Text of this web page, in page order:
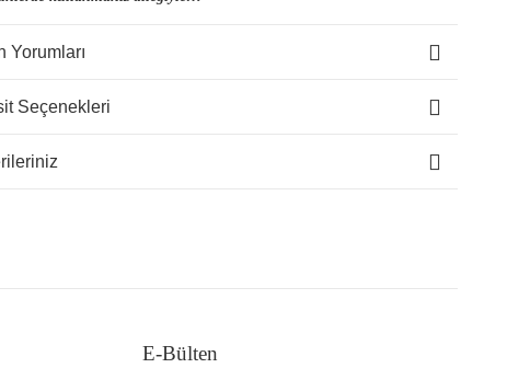
Yorumları
Seçenekleri
E-Bülten